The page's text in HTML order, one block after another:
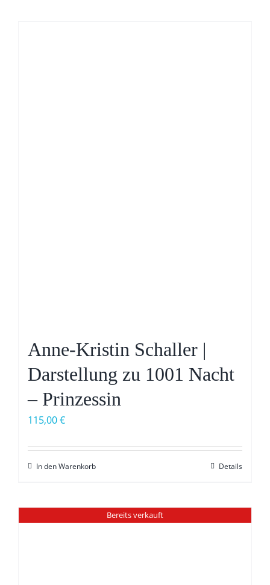
Anne-Kristin Schaller |
Darstellung zu 1001 Nacht
– Prinzessin
115,00€
In den Warenkorb Details
Bereits verkauft